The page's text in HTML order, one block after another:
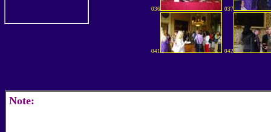
036 037
041 042
Note: